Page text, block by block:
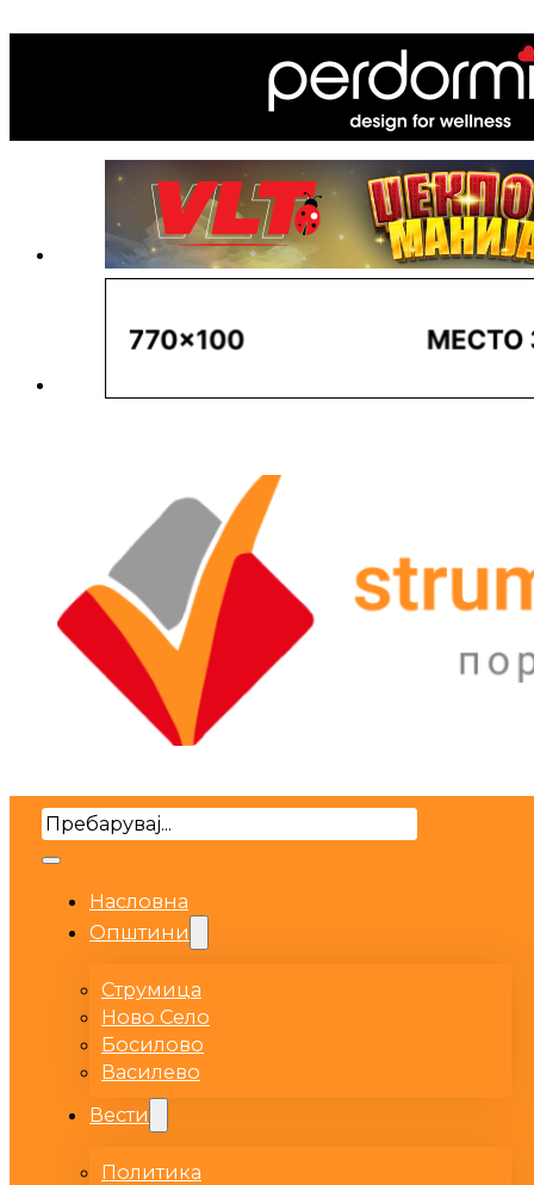
Search
Насловна
Општини
Струмица
Ново Село
Босилово
Василево
Вести
Политика